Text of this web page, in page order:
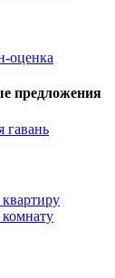
оценка
предложения
гавань